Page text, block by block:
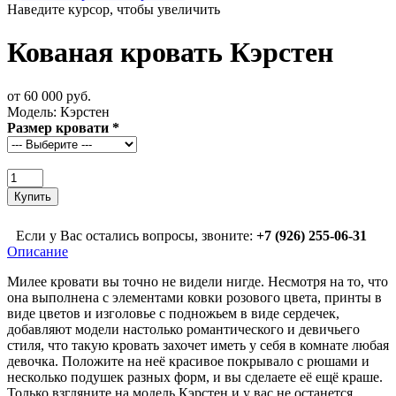
Наведите курсор, чтобы увеличить
Кованая кровать Кэрстен
от 60 000 руб.
Модель: Кэрстен
Размер кровати *
Если у Вас остались вопросы, звоните: +7 (926) 255-06-31
Описание
Милее кровати вы точно не видели нигде. Несмотря на то, что
она выполнена с элементами ковки розового цвета, принты в
виде цветов и изголовье с подножьем в виде сердечек,
добавляют модели настолько романтического и девичьего
стиля, что такую кровать захочет иметь у себя в комнате любая
девочка. Положите на неё красивое покрывало с рюшами и
несколько подушек разных форм, и вы сделаете её ещё краше.
Только взгляните на модель Кэрстен и у вас не останется